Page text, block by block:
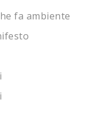
fa ambiente